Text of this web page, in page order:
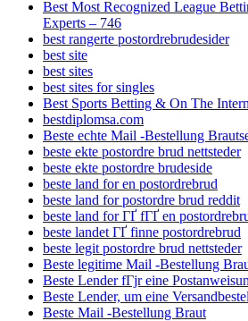
Best Most Recognized League
Experts – 746
best rangerte postordrebrudesider
best site
best sites
best sites for singles
Best Sports Betting & On The
bestdiplomsa.com
Beste echte Mail -Bestellung
beste ekte postordre brud nettsteder
beste ekte postordre brudeside
beste land for en postordrebrud
beste land for postordre brud reddit
beste land for ГҐ fГҐ en
beste landet ГҐ finne postordrebrud
beste legit postordre brud nettsteder
Beste legitime Mail -Bestellung
Beste Lender fГјr eine
Beste Lender, um eine
Beste Mail -Bestellung Braut